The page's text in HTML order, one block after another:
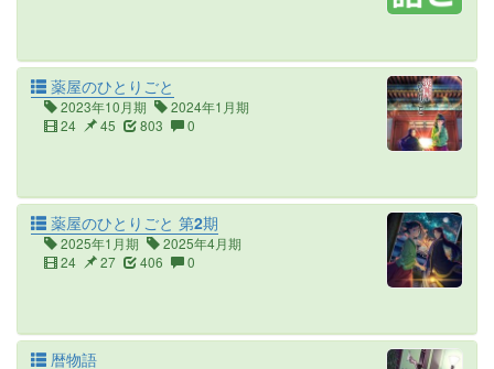
薬屋のひとりごと
2023年10月期
2024年1月期
24
45 803 0
薬屋のひとりごと 第2期
2025年1月期
2025年4月期
24
27 406 0
暦物語